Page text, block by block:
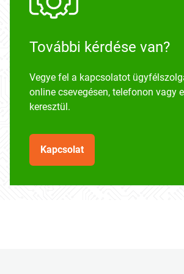
További kérdése van?
Vegye fel a kapcsolatot
online csevegésen, telefonon vagy
keresztül.
Kapcsolat